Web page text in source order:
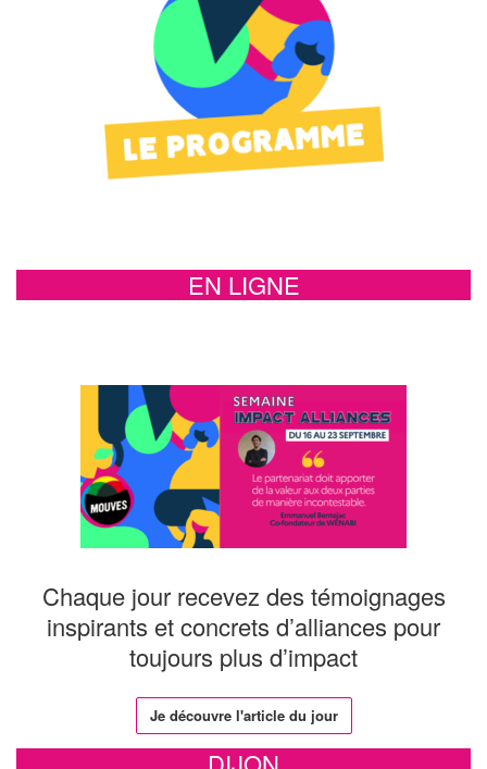
EN LIGNE
Chaque jour recevez des témoignages
inspirants et concrets d’alliances pour
toujours plus d’impact
Je découvre l'article du jour